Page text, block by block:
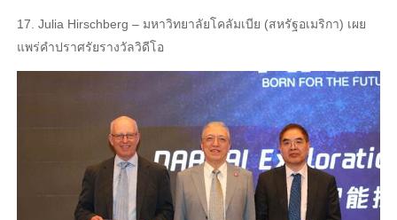
17. Julia Hirschberg – มหาวิทยาลัยโคลัมเบีย (สหรัฐอเมริกา) เผย
แพร่คําปราศรัยรางวัลวิดีโอ